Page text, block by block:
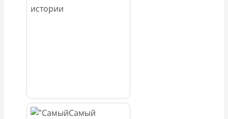
истории
Самый